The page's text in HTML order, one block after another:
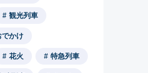
観光列車
でかけ
花火 特急列車